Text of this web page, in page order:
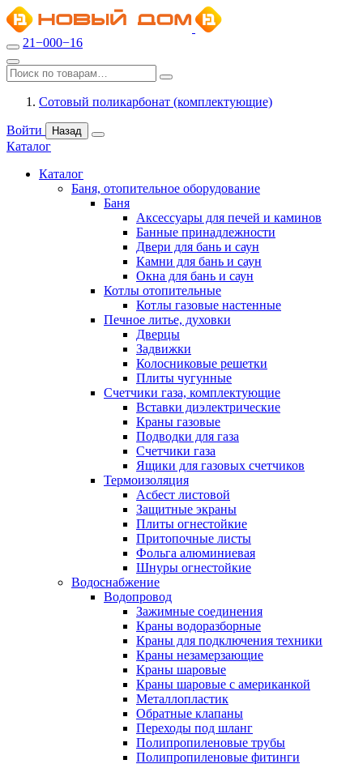
21−000−16
Сотовый поликарбонат (комплектующие)
Войти Назад
Каталог
Каталог
Баня, отопительное оборудование
Баня
Аксессуары для печей и каминов
Банные принадлежности
Двери для бань и саун
Камни для бань и саун
Окна для бань и саун
Котлы отопительные
Котлы газовые настенные
Печное литье, духовки
Дверцы
Задвижки
Колосниковые решетки
Плиты чугунные
Счетчики газа, комплектующие
Вставки диэлектрические
Краны газовые
Подводки для газа
Счетчики газа
Ящики для газовых счетчиков
Термоизоляция
Асбест листовой
Защитные экраны
Плиты огнестойкие
Притопочные листы
Фольга алюминиевая
Шнуры огнестойкие
Водоснабжение
Водопровод
Зажимные соединения
Краны водоразборные
Краны для подключения техники
Краны незамерзающие
Краны шаровые
Краны шаровые с американкой
Металлопластик
Обратные клапаны
Переходы под шланг
Полипропиленовые трубы
Полипропиленовые фитинги